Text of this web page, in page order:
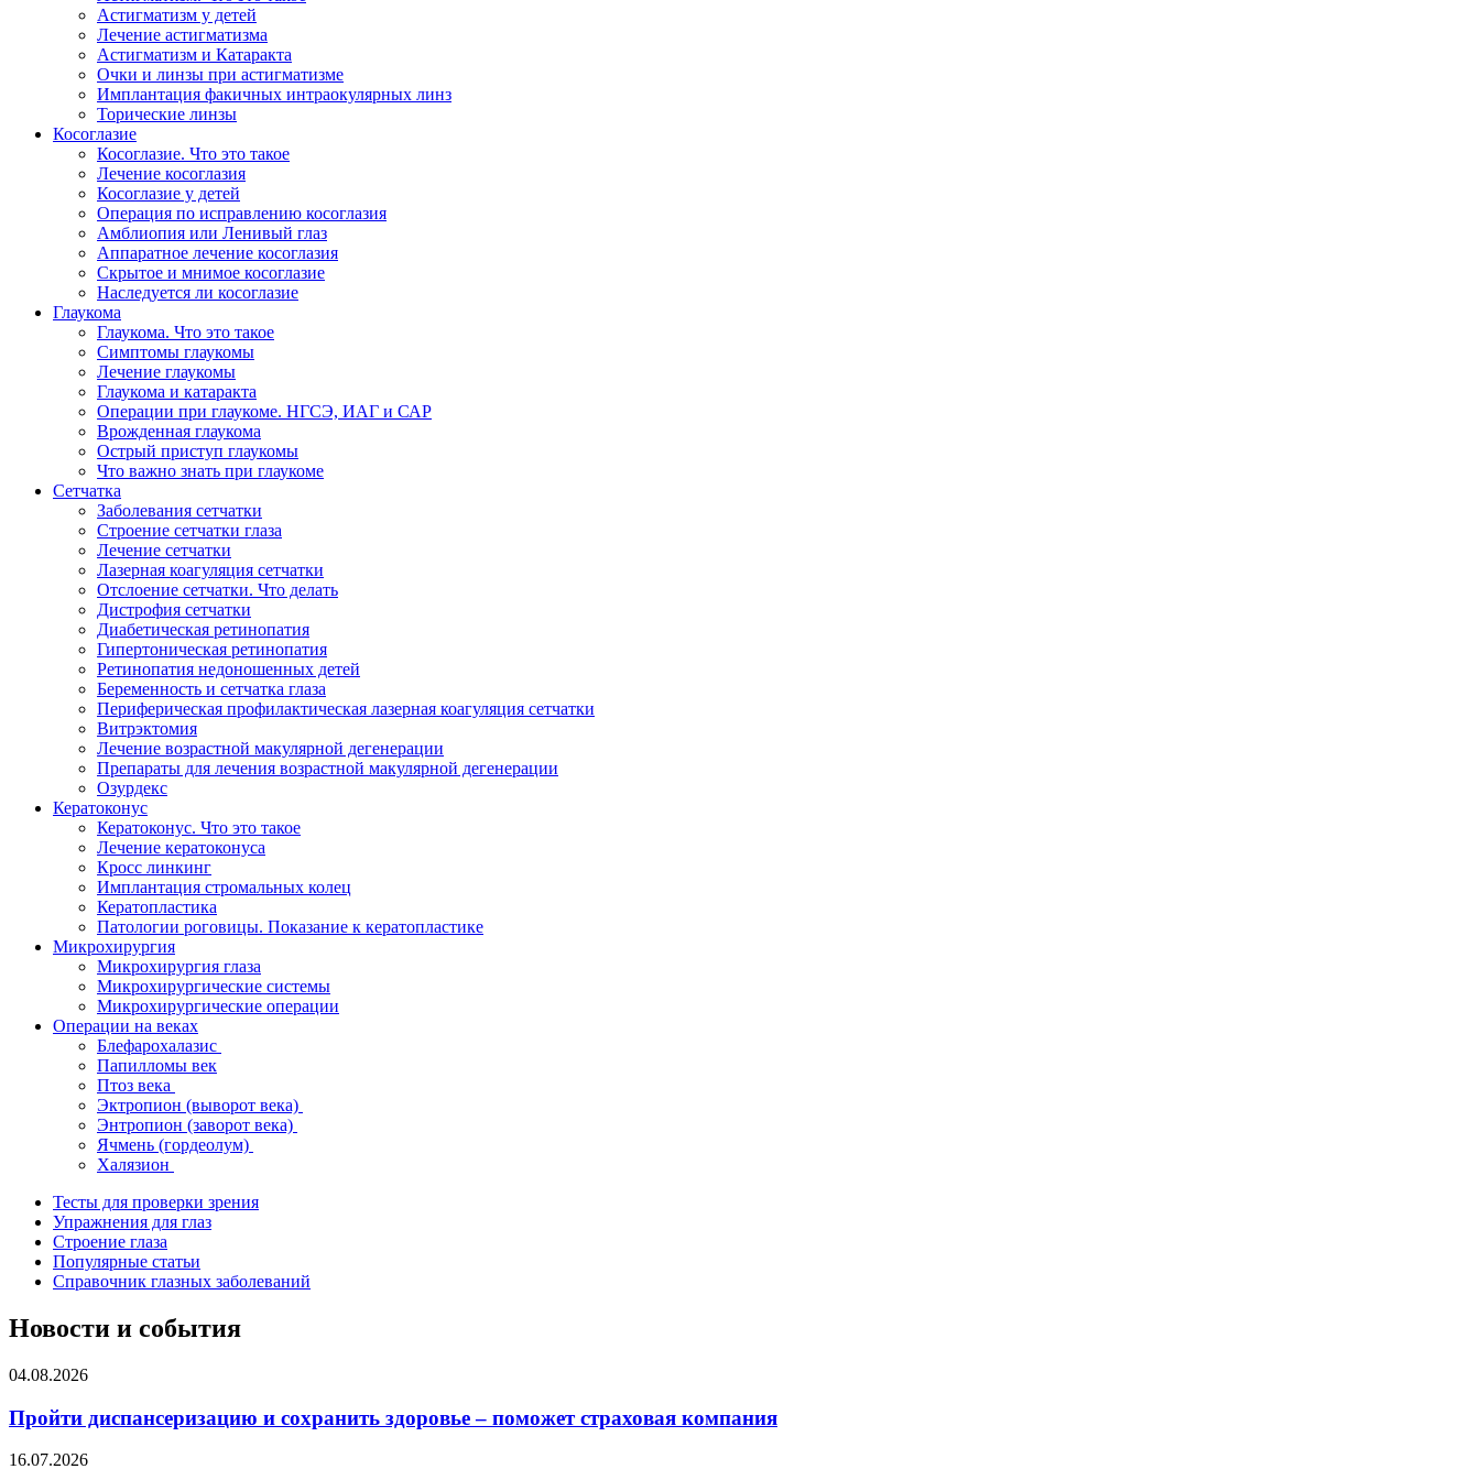
Астигматизм у детей
Лечение астигматизма
Астигматизм и Катаракта
Очки и линзы при астигматизме
Имплантация факичных интраокулярных линз
Торические линзы
Косоглазие
Косоглазие. Что это такое
Лечение косоглазия
Косоглазие у детей
Операция по исправлению косоглазия
Амблиопия или Ленивый глаз
Аппаратное лечение косоглазия
Скрытое и мнимое косоглазие
Наследуется ли косоглазие
Глаукома
Глаукома. Что это такое
Симптомы глаукомы
Лечение глаукомы
Глаукома и катаракта
Операции при глаукоме. НГСЭ, ИАГ и САР
Врожденная глаукома
Острый приступ глаукомы
Что важно знать при глаукоме
Сетчатка
Заболевания сетчатки
Строение сетчатки глаза
Лечение сетчатки
Лазерная коагуляция сетчатки
Отслоение сетчатки. Что делать
Дистрофия сетчатки
Диабетическая ретинопатия
Гипертоническая ретинопатия
Ретинопатия недоношенных детей
Беременность и сетчатка глаза
Периферическая профилактическая лазерная коагуляция сетчатки
Витрэктомия
Лечение возрастной макулярной дегенерации
Препараты для лечения возрастной макулярной дегенерации
Озурдекс
Кератоконус
Кератоконус. Что это такое
Лечение кератоконуса
Кросс линкинг
Имплантация стромальных колец
Кератопластика
Патологии роговицы. Показание к кератопластике
Микрохирургия
Микрохирургия глаза
Микрохирургические системы
Микрохирургические операции
Операции на веках
Блефарохалазис
Папилломы век
Птоз века
Эктропион (выворот века)
Энтропион (заворот века)
Ячмень (гордеолум)
Халязион
Тесты для проверки зрения
Упражнения для глаз
Строение глаза
Популярные статьи
Справочник глазных заболеваний
Новости и события
04.08.2026
Пройти диспансеризацию и сохранить здоровье – поможет страховая компания
16.07.2026